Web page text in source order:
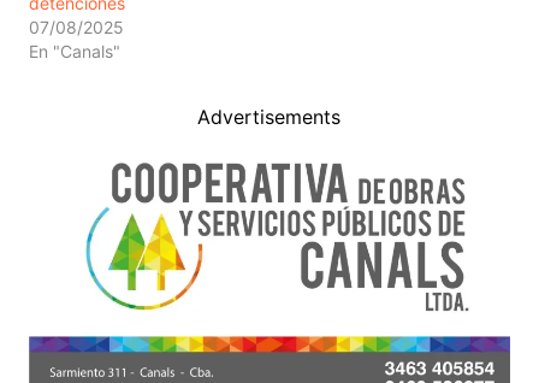
07/08/2025
En "Canals"
Advertisements